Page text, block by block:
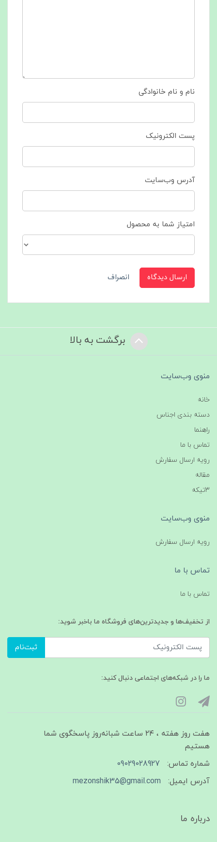
نام و نام خانوادگی
پست الکترونیک
آدرس وب‌سایت
امتیاز شما به محصول
ارسال دیدگاه انصراف
برگشت به بالا
منوی وب‌سایت
خانه
دسته بندی اجناس
راهنما
تماس با ما
رویه ارسال سفارش
مقاله
3تیکه
منوی وب‌سایت
رویه ارسال سفارش
تماس با ما
تماس با ما
از تخفیف‌ها و جدیدترین‌های فروشگاه ما باخبر شوید:
ثبت‌نام
ما را در شبکه‌های اجتماعی دنبال کنید:
هفت روز هفته ، ۲۴ ساعت شبانه‌روز پاسخگوی شما
هستیم
شماره تماس:
09029028927
آدرس ایمیل:
mezonshik35@gmail.com
درباره ما